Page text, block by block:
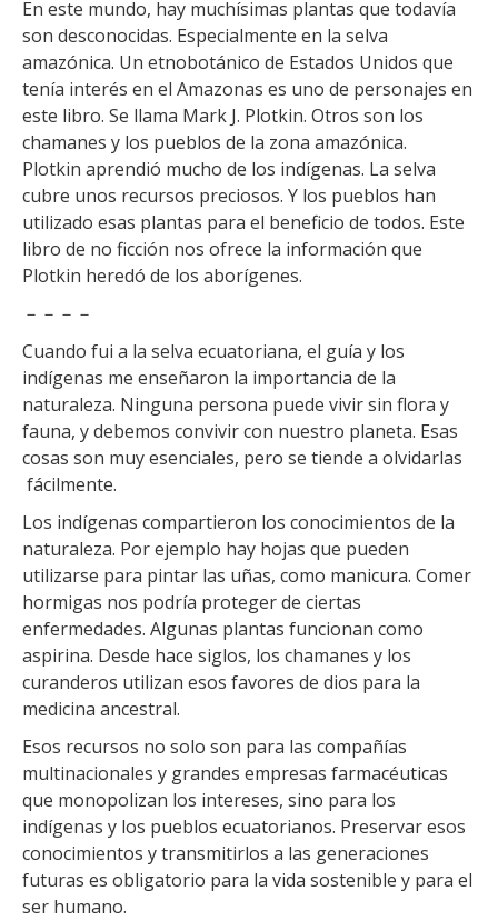
En este mundo, hay muchísimas plantas que todavía
son desconocidas. Especialmente en la selva
amazónica. Un etnobotánico de Estados Unidos que
tenía interés en el Amazonas es uno de personajes en
este libro. Se llama Mark J. Plotkin. Otros son los
chamanes y los pueblos de la zona amazónica.
Plotkin aprendió mucho de los indígenas. La selva
cubre unos recursos preciosos. Y los pueblos han
utilizado esas plantas para el beneficio de todos. Este
libro de no ficción nos ofrece la información que
Plotkin heredó de los aborígenes.
－－－－
Cuando fui a la selva ecuatoriana, el guía y los
indígenas me enseñaron la importancia de la
naturaleza. Ninguna persona puede vivir sin flora y
fauna, y debemos convivir con nuestro planeta. Esas
cosas son muy esenciales, pero se tiende a olvidarlas
fácilmente.
Los indígenas compartieron los conocimientos de la
naturaleza. Por ejemplo hay hojas que pueden
utilizarse para pintar las uñas, como manicura. Comer
hormigas nos podría proteger de ciertas
enfermedades. Algunas plantas funcionan como
aspirina. Desde hace siglos, los chamanes y los
curanderos utilizan esos favores de dios para la
medicina ancestral.
Esos recursos no solo son para las compañías
multinacionales y grandes empresas farmacéuticas
que monopolizan los intereses, sino para los
indígenas y los pueblos ecuatorianos. Preservar esos
conocimientos y transmitirlos a las generaciones
futuras es obligatorio para la vida sostenible y para el
ser humano.